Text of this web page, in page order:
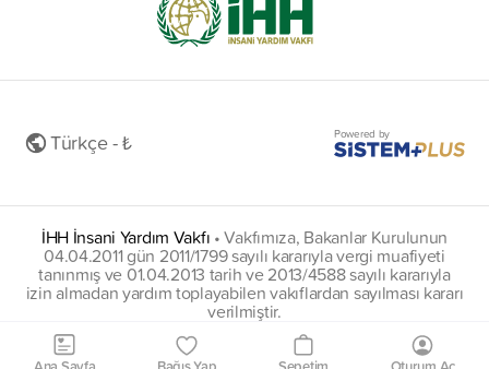
Türkçe - ₺ Powered by
İHH İnsani Yardım Vakfı •Vakfımıza, Bakanlar Kurulunun
04.04.2011 gün 2011/1799 sayılı kararıyla vergi muafiyeti
tanınmış ve 01.04.2013 tarih ve 2013/4588 sayılı kararıyla
izin almadan yardım toplayabilen vakıflardan sayılması kararı
verilmiştir.
insani@hs01.kep.tr